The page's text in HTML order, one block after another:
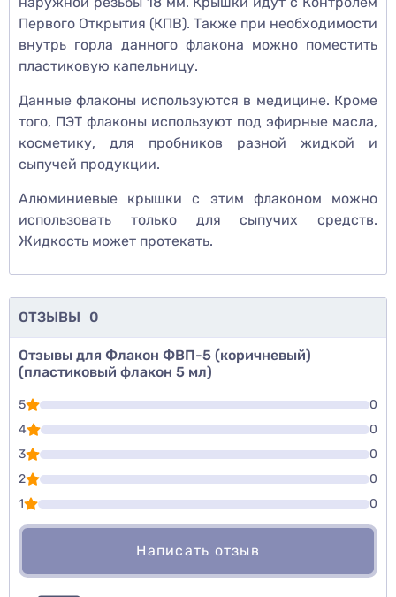
Первого Открытия (КПВ). Также при необходимости
внутрь горла данного флакона можно поместить
пластиковую капельницу.
Данные флаконы используются в медицине. Кроме
того, ПЭТ флаконы используют под эфирные масла,
косметику, для пробников разной жидкой и
сыпучей продукции.
Алюминиевые крышки с этим флаконом можно
использовать только для сыпучих средств.
Жидкость может протекать.
ОТЗЫВЫ 0
Отзывы для Флакон ФВП-5 (коричневый)
(пластиковый флакон 5 мл)
5
0
4
0
3
0
2
0
1
0
Написать отзыв